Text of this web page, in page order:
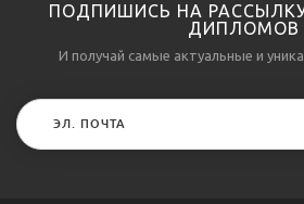
ПОДПИШИСЬ НА
ДИПЛОМОВ
И получай самые актуальные и